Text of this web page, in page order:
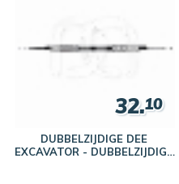
DUBBELZIJDIGE DEE
EXCAVATOR - DUBBELZIJDIGE
32.10